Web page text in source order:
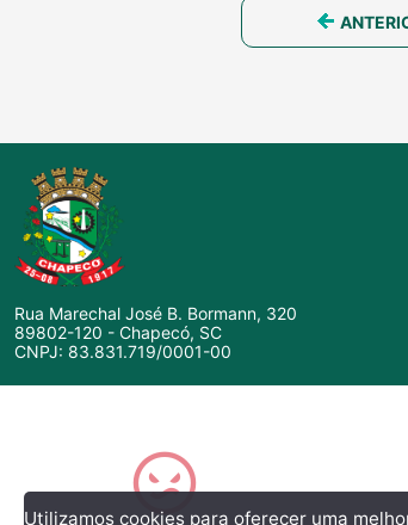
Rua Marechal José B. Bormann, 320
89802-120 - Chapecó, SC
CNPJ: 83.831.719/0001-00
Utilizamos cookies para oferecer uma